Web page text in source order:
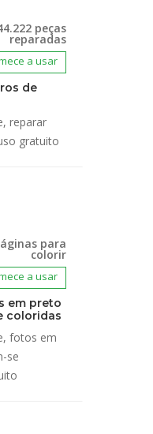
peças
reparadas
a usar
de
reparar
gratuito
para
colorir
a usar
em preto
coloridas
fotos em
se